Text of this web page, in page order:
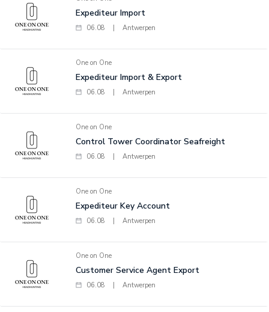
Expediteur Import
06.08 Antwerpen
One on One
Expediteur Import & Export
06.08 Antwerpen
One on One
Control Tower Coordinator Seafreight
06.08 Antwerpen
One on One
Expediteur Key Account
06.08 Antwerpen
One on One
Customer Service Agent Export
06.08 Antwerpen